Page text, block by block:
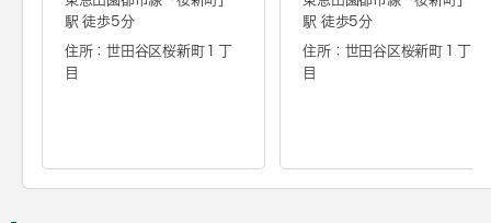
駅 徒歩5分
住所：世田谷区桜新町１丁
目
駅 徒歩5分
住所：世田谷区桜新町１丁
目